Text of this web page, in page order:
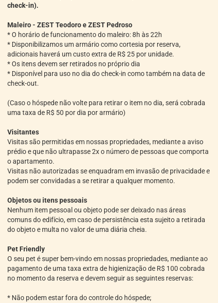
check-in).
Maleiro - ZEST Teodoro e ZEST Pedroso
* O horário de funcionamento do maleiro: 8h às 22h
* Disponibilizamos um armário como cortesia por reserva,
adicionais haverá um custo extra de R$ 25 por unidade.
* Os itens devem ser retirados no próprio dia
* Disponível para uso no dia do check-in como também na data de
check-out.
(Caso o hóspede não volte para retirar o item no dia, será cobrada
uma taxa de R$ 50 por dia por armário)
Visitantes
Visitas são permitidas em nossas propriedades, mediante a aviso
prédio e que não ultrapasse 2x o número de pessoas que comporta
o apartamento.
Visitas não autorizadas se enquadram em invasão de privacidade e
podem ser convidadas a se retirar a qualquer momento.
Objetos ou itens pessoais
Nenhum item pessoal ou objeto pode ser deixado nas áreas
comuns do edifício, em caso de persistência esta sujeito a retirada
do objeto e multa no valor de uma diária cheia.
Pet Friendly
O seu pet é super bem-vindo em nossas propriedades, mediante ao
pagamento de uma taxa extra de higienização de R$ 100 cobrada
no momento da reserva e devem seguir as seguintes reservas:
* Não podem estar fora do controle do hóspede;